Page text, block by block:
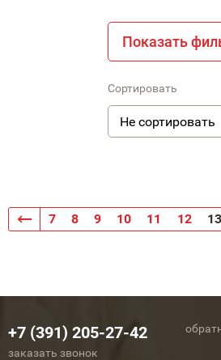
7 8 9 10 11 12 13
Показать
Сортировать
+7 (391) 205-27-42
заказать звонок